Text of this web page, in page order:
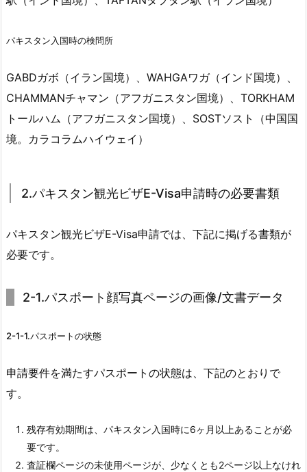
パキスタン入国時の検問所
GABDガボ（イラン国境）、WAHGAワガ（インド国境）、
CHAMMANチャマン（アフガニスタン国境）、TORKHAM
トールハム（アフガニスタン国境）、SOSTソスト（中国国
境。カラコラムハイウェイ）
2.パキスタン観光ビザE-Visa申請時の必要書類
パキスタン観光ビザE-Visa申請では、下記に掲げる書類が
必要です。
2-1.パスポート顔写真ページの画像/文書データ
2-1-1.パスポートの状態
申請要件を満たすパスポートの状態は、下記のとおりで
す。
残存有効期間は、パキスタン入国時に6ヶ月以上あることが必
要です。
査証欄ページの未使用ページが、少なくとも2ページ以上なけれ